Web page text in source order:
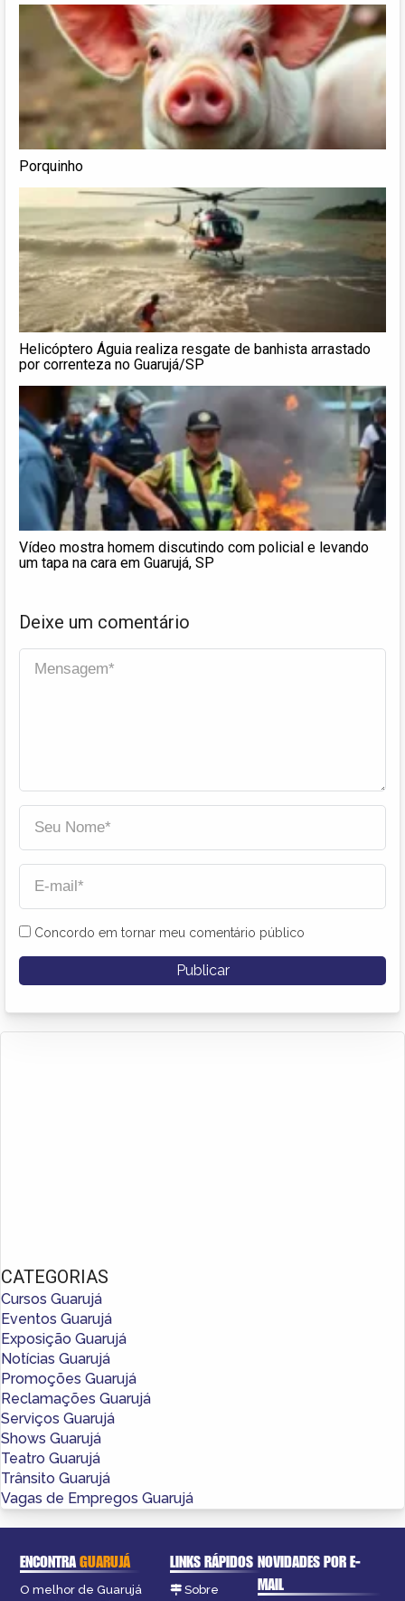
Porquinho
Helicóptero Águia realiza resgate de banhista arrastado
por correnteza no Guarujá/SP
Vídeo mostra homem discutindo com policial e levando
um tapa na cara em Guarujá, SP
Deixe um comentário
Concordo em tornar meu comentário público
CATEGORIAS
Cursos Guarujá
Eventos Guarujá
Exposição Guarujá
Notícias Guarujá
Promoções Guarujá
Reclamações Guarujá
Serviços Guarujá
Shows Guarujá
Teatro Guarujá
Trânsito Guarujá
Vagas de Empregos Guarujá
ENCONTRAGUARUJÁ
O melhor de Guarujá
LINKS RÁPIDOS
Sobre
NOVIDADES POR E-
MAIL